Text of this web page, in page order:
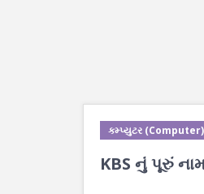
કમ્પ્યુટર (Computer)
KBS નું પૂરું